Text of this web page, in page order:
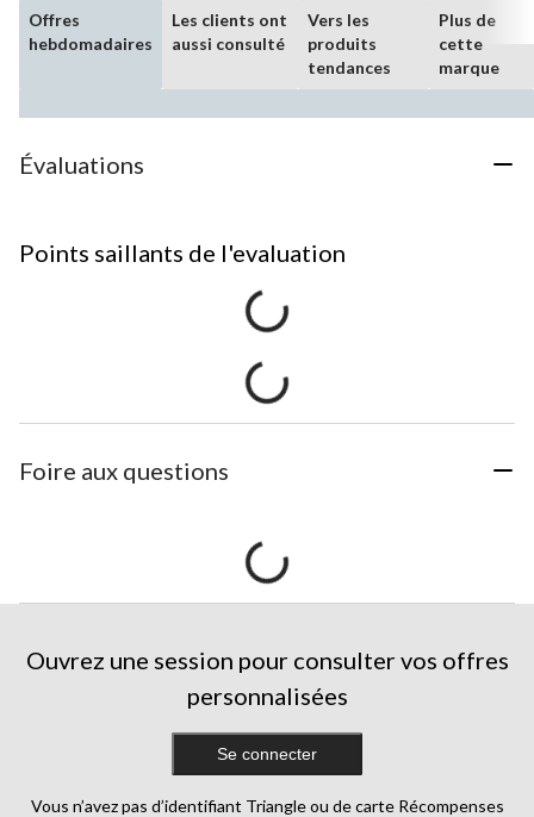
Offres
hebdomadaires
Les clients ont
aussi consulté
Vers les
produits
tendances
Plus de
cette
marque
Évaluations
Points saillants de l'evaluation
Foire aux questions
Ouvrez une session pour consulter vos offres
personnalisées
Se connecter
Vous n’avez pas d’identifiant Triangle ou de carte Récompenses